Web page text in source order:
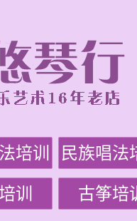
培训 民族唱法
训 古筝培